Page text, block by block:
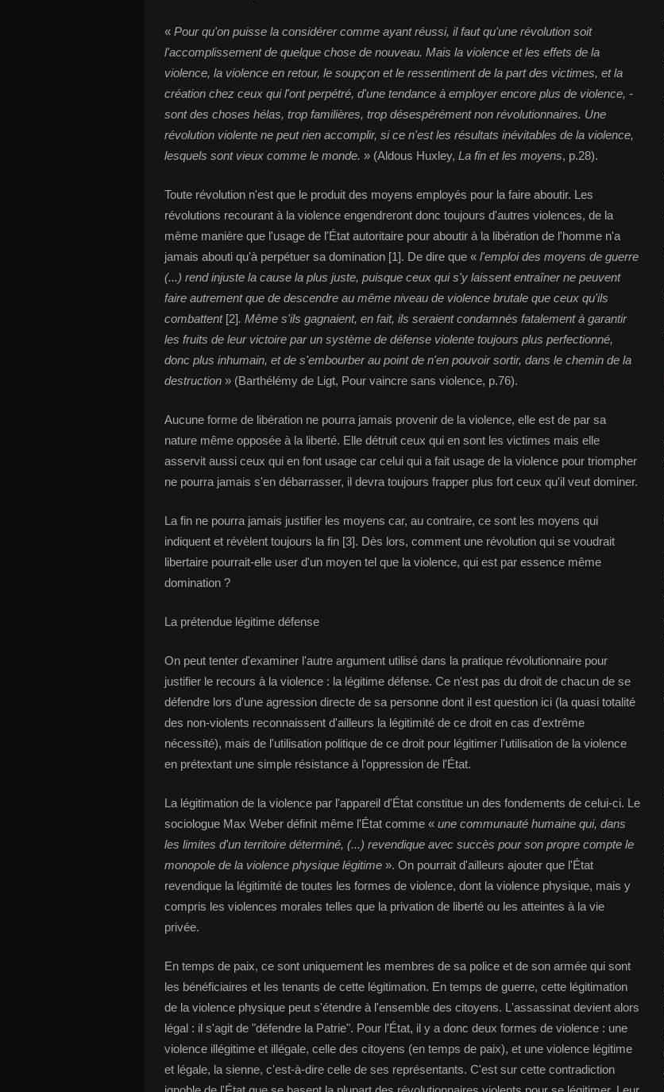
« Pour qu'on puisse la considérer comme ayant réussi, il faut qu'une révolution soit
l'accomplissement de quelque chose de nouveau. Mais la violence et les effets de la
violence, la violence en retour, le soupçon et le ressentiment de la part des victimes, et la
création chez ceux qui l'ont perpétré, d'une tendance à employer encore plus de violence, -
sont des choses hélas, trop familières, trop désespérément non révolutionnaires. Une
révolution violente ne peut rien accomplir, si ce n'est les résultats inévitables de la violence,
lesquels sont vieux comme le monde. » (Aldous Huxley, La fin et les moyens, p.28).
Toute révolution n'est que le produit des moyens employés pour la faire aboutir. Les
révolutions recourant à la violence engendreront donc toujours d'autres violences, de la
même manière que l'usage de l'État autoritaire pour aboutir à la libération de l'homme n'a
jamais abouti qu'à perpétuer sa domination [1]. De dire que « l'emploi des moyens de guerre
(...) rend injuste la cause la plus juste, puisque ceux qui s'y laissent entraîner ne peuvent
faire autrement que de descendre au même niveau de violence brutale que ceux qu'ils
combattent[2]. Même s'ils gagnaient, en fait, ils seraient condamnés fatalement à garantir
les fruits de leur victoire par un système de défense violente toujours plus perfectionné,
donc plus inhumain, et de s'embourber au point de n'en pouvoir sortir, dans le chemin de la
destruction » (Barthélémy de Ligt, Pour vaincre sans violence, p.76).
Aucune forme de libération ne pourra jamais provenir de la violence, elle est de par sa
nature même opposée à la liberté. Elle détruit ceux qui en sont les victimes mais elle
asservit aussi ceux qui en font usage car celui qui a fait usage de la violence pour triompher
ne pourra jamais s'en débarrasser, il devra toujours frapper plus fort ceux qu'il veut dominer.
La fin ne pourra jamais justifier les moyens car, au contraire, ce sont les moyens qui
indiquent et révèlent toujours la fin [3]. Dès lors, comment une révolution qui se voudrait
libertaire pourrait-elle user d'un moyen tel que la violence, qui est par essence même
domination ?
La prétendue légitime défense
On peut tenter d'examiner l'autre argument utilisé dans la pratique révolutionnaire pour
justifier le recours à la violence : la légitime défense. Ce n'est pas du droit de chacun de se
défendre lors d'une agression directe de sa personne dont il est question ici (la quasi totalité
des non-violents reconnaissent d'ailleurs la légitimité de ce droit en cas d'extrême
nécessité), mais de l'utilisation politique de ce droit pour légitimer l'utilisation de la violence
en prétextant une simple résistance à l'oppression de l'État.
La légitimation de la violence par l'appareil d'État constitue un des fondements de celui-ci. Le
sociologue Max Weber définit même l'État comme « une communauté humaine qui, dans
les limites d'un territoire déterminé, (...) revendique avec succès pour son propre compte le
monopole de la violence physique légitime ». On pourrait d'ailleurs ajouter que l'État
revendique la légitimité de toutes les formes de violence, dont la violence physique, mais y
compris les violences morales telles que la privation de liberté ou les atteintes à la vie
privée.
En temps de paix, ce sont uniquement les membres de sa police et de son armée qui sont
les bénéficiaires et les tenants de cette légitimation. En temps de guerre, cette légitimation
de la violence physique peut s'étendre à l'ensemble des citoyens. L'assassinat devient alors
légal : il s'agit de "défendre la Patrie". Pour l'État, il y a donc deux formes de violence : une
violence illégitime et illégale, celle des citoyens (en temps de paix), et une violence légitime
et légale, la sienne, c'est-à-dire celle de ses représentants. C'est sur cette contradiction